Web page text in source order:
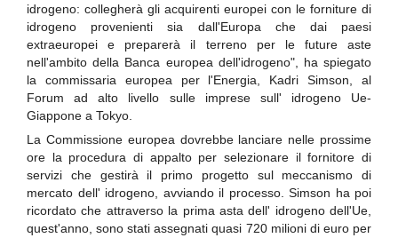
idrogeno: collegherà gli acquirenti europei con le forniture di
idrogeno provenienti sia dall'Europa che dai paesi
extraeuropei e preparerà il terreno per le future aste
nell'ambito della Banca europea dell'idrogeno", ha spiegato
la commissaria europea per l'Energia, Kadri Simson, al
Forum ad alto livello sulle imprese sull' idrogeno Ue-
Giappone a Tokyo.
La Commissione europea dovrebbe lanciare nelle prossime
ore la procedura di appalto per selezionare il fornitore di
servizi che gestirà il primo progetto sul meccanismo di
mercato dell' idrogeno, avviando il processo. Simson ha poi
ricordato che attraverso la prima asta dell' idrogeno dell'Ue,
quest'anno, sono stati assegnati quasi 720 milioni di euro per